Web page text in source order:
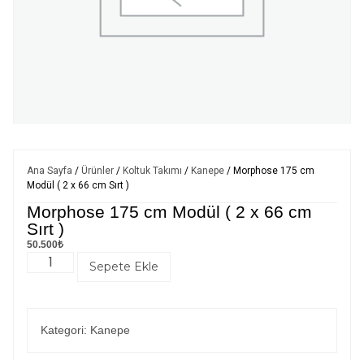
Ana Sayfa / Ürünler / Koltuk Takımı / Kanepe / Morphose 175 cm
Modül ( 2 x 66 cm Sırt )
Morphose 175 cm Modül ( 2 x 66 cm
Sırt )
50.500₺
Sepete Ekle
Kategori: Kanepe